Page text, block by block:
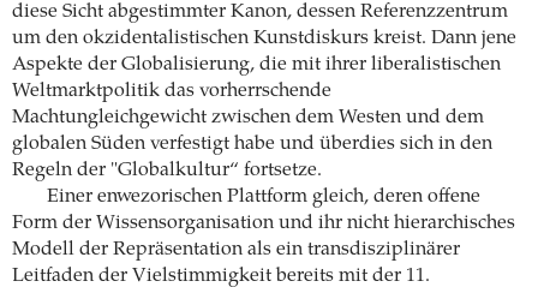
diese Sicht abgestimmter Kanon, dessen Referenzzentrum
um den okzidentalistischen Kunstdiskurs kreist. Dann jene
Aspekte der Globalisierung, die mit ihrer liberalistischen
Weltmarktpolitik das vorherrschende
Machtungleichgewicht zwischen dem Westen und dem
globalen Süden verfestigt habe und überdies sich in den
Regeln der "Globalkultur“ fortsetze.
Einer enwezorischen Plattform gleich, deren offene
Form der Wissensorganisation und ihr nicht hierarchisches
Modell der Repräsentation als ein transdisziplinärer
Leitfaden der Vielstimmigkeit bereits mit der 11.